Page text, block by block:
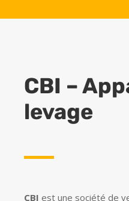
CBI –
levage
CBI est une société de